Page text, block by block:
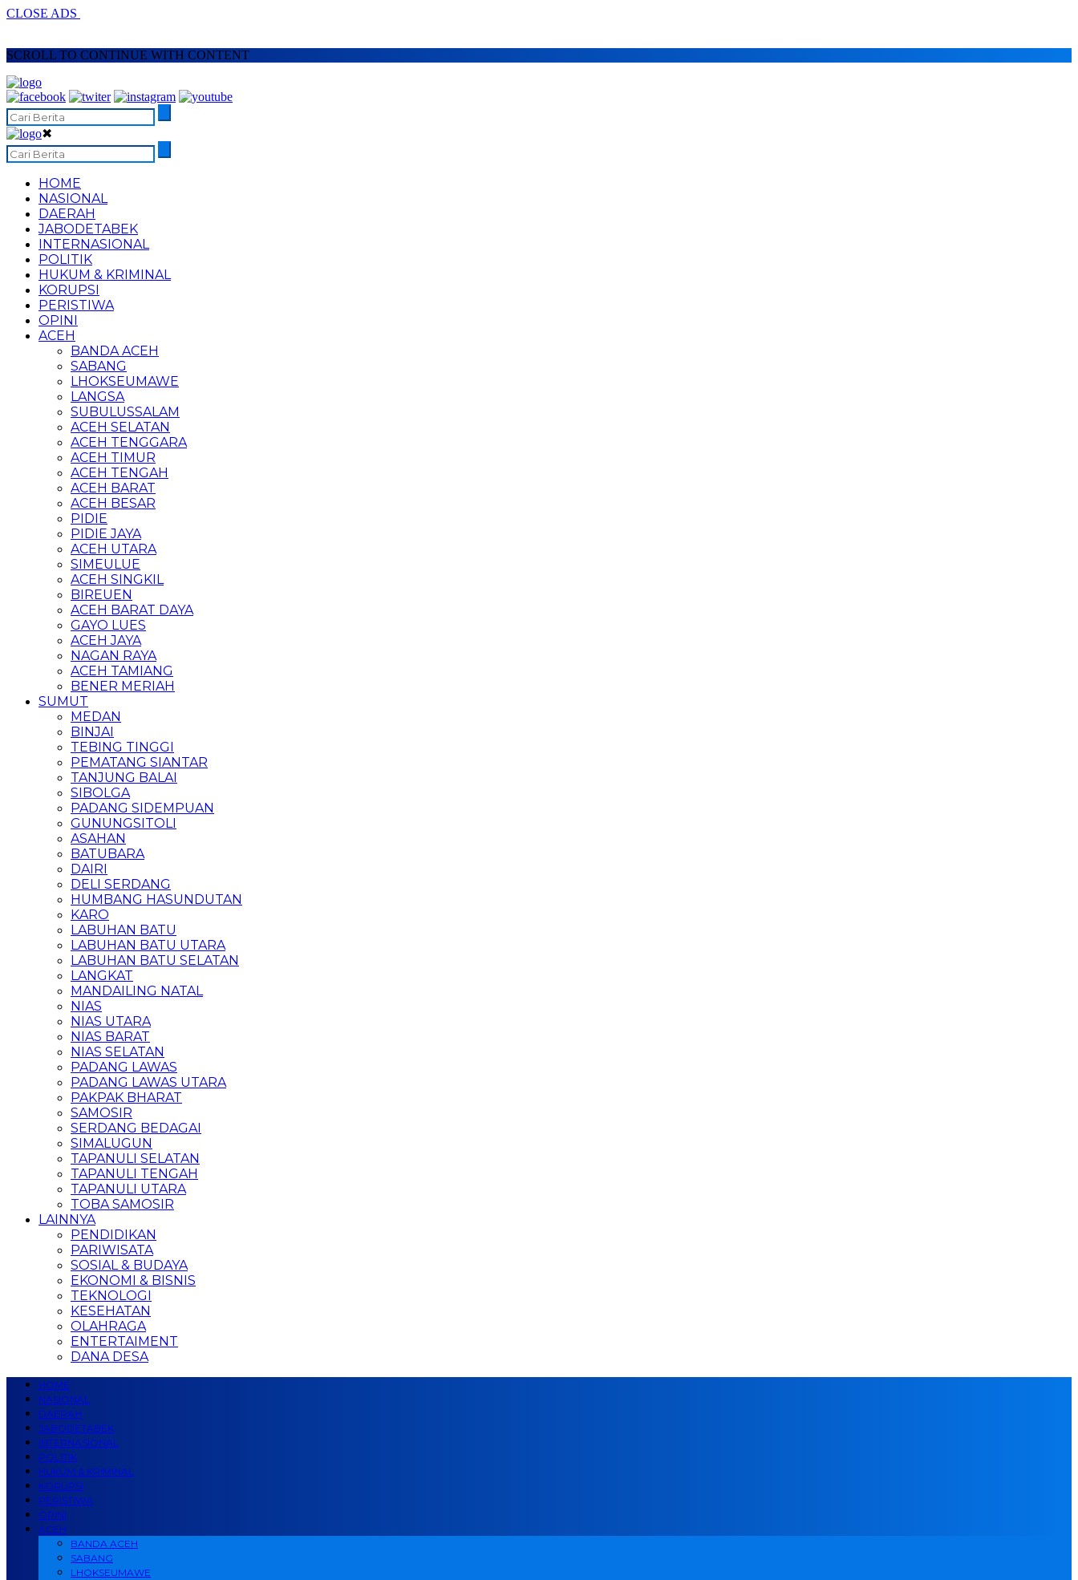
CLOSE ADS
SCROLL TO CONTINUE WITH CONTENT
✖
HOME
NASIONAL
DAERAH
JABODETABEK
INTERNASIONAL
POLITIK
HUKUM & KRIMINAL
KORUPSI
PERISTIWA
OPINI
ACEH
BANDA ACEH
SABANG
LHOKSEUMAWE
LANGSA
SUBULUSSALAM
ACEH SELATAN
ACEH TENGGARA
ACEH TIMUR
ACEH TENGAH
ACEH BARAT
ACEH BESAR
PIDIE
PIDIE JAYA
ACEH UTARA
SIMEULUE
ACEH SINGKIL
BIREUEN
ACEH BARAT DAYA
GAYO LUES
ACEH JAYA
NAGAN RAYA
ACEH TAMIANG
BENER MERIAH
SUMUT
MEDAN
BINJAI
TEBING TINGGI
PEMATANG SIANTAR
TANJUNG BALAI
SIBOLGA
PADANG SIDEMPUAN
GUNUNGSITOLI
ASAHAN
BATUBARA
DAIRI
DELI SERDANG
HUMBANG HASUNDUTAN
KARO
LABUHAN BATU
LABUHAN BATU UTARA
LABUHAN BATU SELATAN
LANGKAT
MANDAILING NATAL
NIAS
NIAS UTARA
NIAS BARAT
NIAS SELATAN
PADANG LAWAS
PADANG LAWAS UTARA
PAKPAK BHARAT
SAMOSIR
SERDANG BEDAGAI
SIMALUGUN
TAPANULI SELATAN
TAPANULI TENGAH
TAPANULI UTARA
TOBA SAMOSIR
LAINNYA
PENDIDIKAN
PARIWISATA
SOSIAL & BUDAYA
EKONOMI & BISNIS
TEKNOLOGI
KESEHATAN
OLAHRAGA
ENTERTAIMENT
DANA DESA
HOME
NASIONAL
DAERAH
JABODETABEK
INTERNASIONAL
POLITIK
HUKUM & KRIMINAL
KORUPSI
PERISTIWA
OPINI
ACEH
BANDA ACEH
SABANG
LHOKSEUMAWE